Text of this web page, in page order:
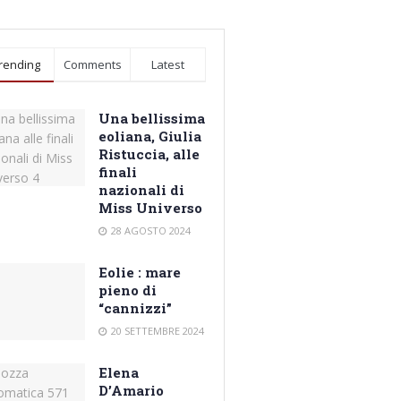
Comments Latest
Una bellissima
eoliana, Giulia
Ristuccia, alle
finali
nazionali di
Miss Universo
28 AGOSTO 2024
Eolie : mare
pieno di
“cannizzi”
20 SETTEMBRE 2024
Elena
D’Amario